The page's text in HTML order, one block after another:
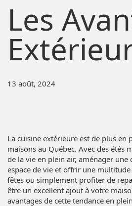
Les
13 août, 2024
La cuisine extérieure est de plus
maisons au Québec. Avec des
de la vie en plein air, aménager
espace de vie et offrir une
fêtes ou simplement profiter de
être un excellent ajout à votre
avantages de cette tendance en